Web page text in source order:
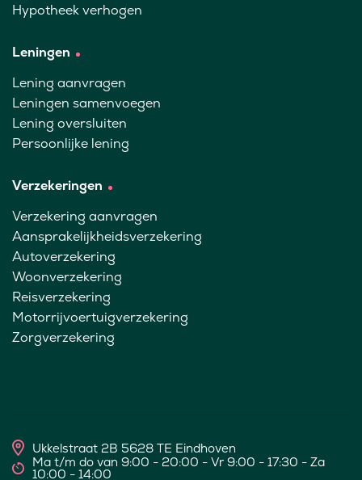
Hypotheek verhogen
Leningen
Lening aanvragen
Leningen samenvoegen
Lening oversluiten
Persoonlijke lening
Verzekeringen
Verzekering aanvragen
Aansprakelijkheidsverzekering
Autoverzekering
Woonverzekering
Reisverzekering
Motorrijvoertuigverzekering
Zorgverzekering
Ukkelstraat 2B 5628 TE Eindhoven
Ma t/m do van 9:00 - 20:00 - Vr 9:00 - 17:30 - Za
10:00 - 14:00